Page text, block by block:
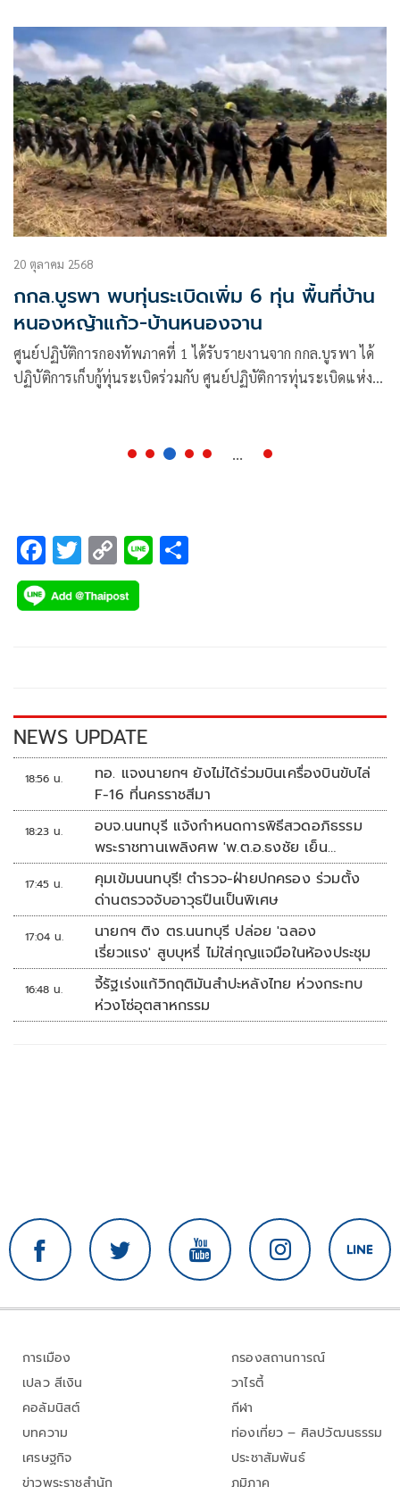
20 ตุลาคม 2568
กกล.บูรพา พบทุ่นระเบิดเพิ่ม 6 ทุ่น พื้นที่บ้าน
หนองหญ้าแก้ว-บ้านหนองจาน
ศูนย์ปฏิบัติการกองทัพภาคที่ 1 ได้รับรายงานจาก กกล.บูรพา ได้
ปฏิบัติการเก็บกู้ทุ่นระเบิดร่วมกับ ศูนย์ปฏิบัติการทุ่นระเบิดแห่ง
...
F
ac
e
k
T
wi
tt
C
o
p
k
Li
NEWS UPDATE
18:56 น.
ทอ. แจงนายกฯ ยังไม่ได้ร่วมบินเครื่องบินขับไล่
F-16 ที่นครราชสีมา
18:23 น.
อบจ.นนทบุรี แจ้งกำหนดการพิธีสวดอภิธรรม
พระราชทานเพลิงศพ 'พ.ต.อ.ธงชัย เย็น
ประเสริฐ'
17:45 น.
คุมเข้มนนทบุรี! ตำรวจ-ฝ่ายปกครอง ร่วมตั้ง
ด่านตรวจจับอาวุธปืนเป็นพิเศษ
17:04 น.
นายกฯ ติง ตร.นนทบุรี ปล่อย 'ฉลอง
เรี่ยวแรง' สูบบุหรี่ ไม่ใส่กุญแจมือในห้องประชุม
16:48 น.
จี้รัฐเร่งแก้วิกฤติมันสำปะหลังไทย ห่วงกระทบ
ห่วงโซ่อุตสาหกรรม
การเมือง
เปลว สีเงิน
คอลัมนิสต์
บทความ
เศรษฐกิจ
ข่าวพระราชสำนัก
กรองสถานการณ์
วาไรตี้
กีฬา
ท่องเที่ยว – ศิลปวัฒนธรรม
ประชาสัมพันธ์
ภูมิภาค